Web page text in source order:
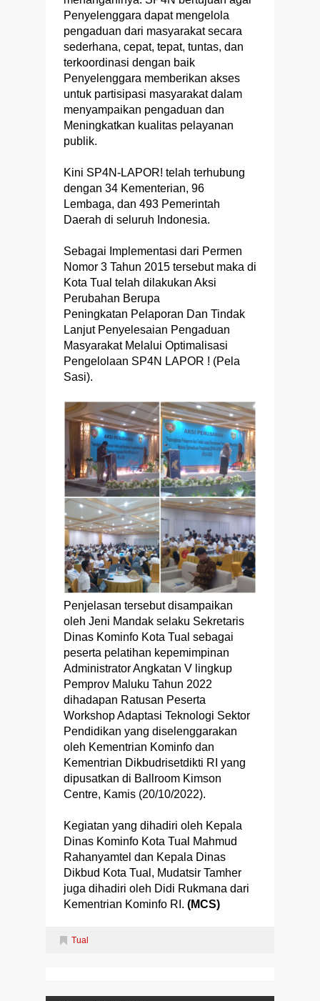
Penyelenggara dapat mengelola
pengaduan dari masyarakat secara
sederhana, cepat, tepat, tuntas, dan
terkoordinasi dengan baik
Penyelenggara memberikan akses
untuk partisipasi masyarakat dalam
menyampaikan pengaduan dan
Meningkatkan kualitas pelayanan
publik.
Kini SP4N-LAPOR! telah terhubung
dengan 34 Kementerian, 96
Lembaga, dan 493 Pemerintah
Daerah di seluruh Indonesia.
Sebagai Implementasi dari Permen
Nomor 3 Tahun 2015 tersebut maka di
Kota Tual telah dilakukan Aksi
Perubahan Berupa
Peningkatan Pelaporan Dan Tindak
Lanjut Penyelesaian Pengaduan
Masyarakat Melalui Optimalisasi
Pengelolaan SP4N LAPOR ! (Pela
Sasi).
Penjelasan tersebut disampaikan
oleh Jeni Mandak selaku Sekretaris
Dinas Kominfo Kota Tual sebagai
peserta pelatihan kepemimpinan
Administrator Angkatan V lingkup
Pemprov Maluku Tahun 2022
dihadapan Ratusan Peserta
Workshop Adaptasi Teknologi Sektor
Pendidikan yang diselenggarakan
oleh Kementrian Kominfo dan
Kementrian Dikbudrisetdikti RI yang
dipusatkan di Ballroom Kimson
Centre, Kamis (20/10/2022).
Kegiatan yang dihadiri oleh Kepala
Dinas Kominfo Kota Tual Mahmud
Rahanyamtel dan Kepala Dinas
Dikbud Kota Tual, Mudatsir Tamher
juga dihadiri oleh Didi Rukmana dari
Kementrian Kominfo RI. (MCS)
Tual